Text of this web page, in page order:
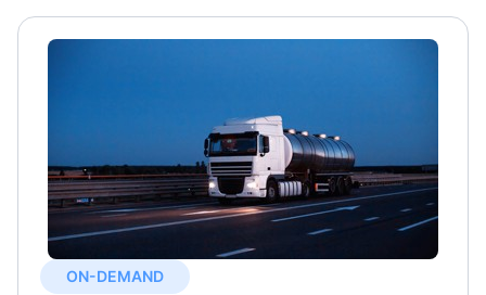
ON-DEMAND